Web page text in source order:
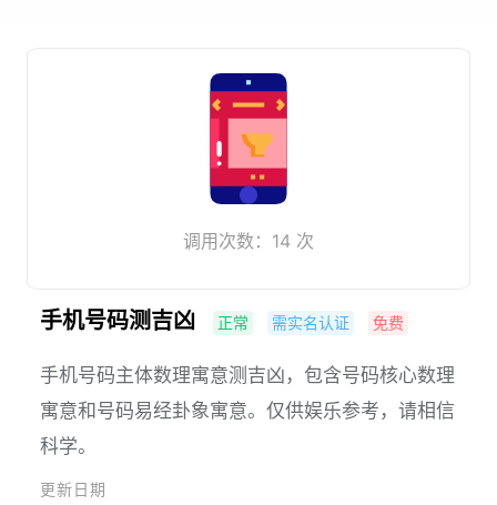
调用次数：14 次
手机号码测吉凶 正常 需实名认证 免费
手机号码主体数理寓意测吉凶，包含号码核心数理
寓意和号码易经卦象寓意。仅供娱乐参考，请相信
科学。
更新日期